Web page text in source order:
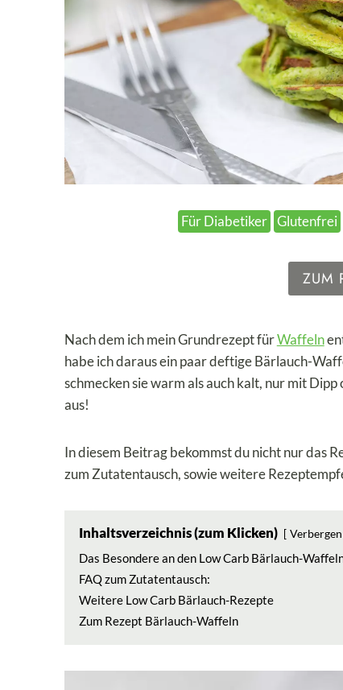
Für Diabetiker Glutenfrei
ZUM
Nach dem ich mein Grundrezept fürWaffeln
habe ich daraus ein paar deftige Bärlauch-
schmecken sie warm als auch kalt, nur mit
aus!
In diesem Beitrag bekommst du nicht nur das
zum Zutatentausch, sowie weitere
Inhaltsverzeichnis (zum Klicken) Verbergen
Das Besondere an den Low Carb Bärlauch-
FAQ zum Zutatentausch:
Weitere Low Carb Bärlauch-Rezepte
Zum Rezept Bärlauch-Waffeln